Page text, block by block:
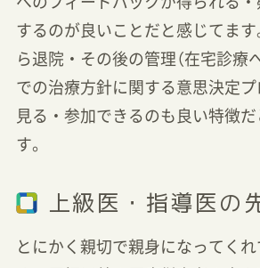
するのが良いことだと感じてま
ら退院・その後の管理（在宅診療
での治療方針に関する意思決定
見る・参加できるのも良い特徴
す。
上級医・指導医の
とにかく親切で親身になってく